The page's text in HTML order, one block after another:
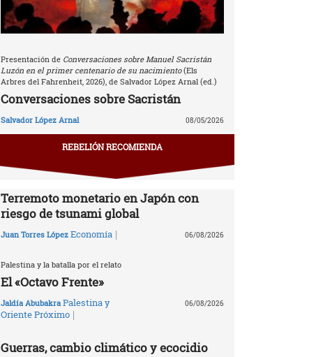
Presentación de Conversaciones sobre Manuel Sacristán
Luzón en el primer centenario de su nacimiento(Els
Arbres del Fahrenheit, 2026), de Salvador López Arnal (ed.)
Conversaciones sobre Sacristán
Salvador López Arnal 08/05/2026
REBELIÓN RECOMIENDA
Terremoto monetario en Japón con
riesgo de tsunami global
Juan Torres López Economía | 06/08/2026
Palestina y la batalla por el relato
El «Octavo Frente»
Jaldía Abubakra Palestina y
Oriente Próximo |
06/08/2026
Guerras, cambio climático y ecocidio